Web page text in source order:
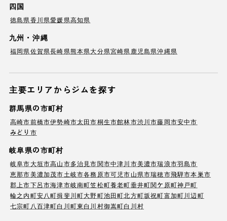
四国
徳島県香川県愛媛県高知県
九州・沖縄
福岡県佐賀県長崎県熊本県大分県宮崎県 鹿児島県沖縄県
主要エリアからジムを探す
群馬県の市町村
高崎市前橋市伊勢崎市太田市桐生市館林市渋川市藤岡市安中市
みどり市
岐阜県の市町村
岐阜市大垣市高山市多治見市関市中津川市美濃市瑞浪市羽島市
恵那市美濃加茂市土岐市各務原市可児市山県市瑞穂市飛騨市本巣市
郡上市下呂市海津市岐南町笠松町養老町垂井町関ケ原町神戸町
輪之内町安八町揖斐川町大野町池田町北方町坂祝町富加町川辺町
七宗町 八百津町白川町東白川村御嵩町白川村